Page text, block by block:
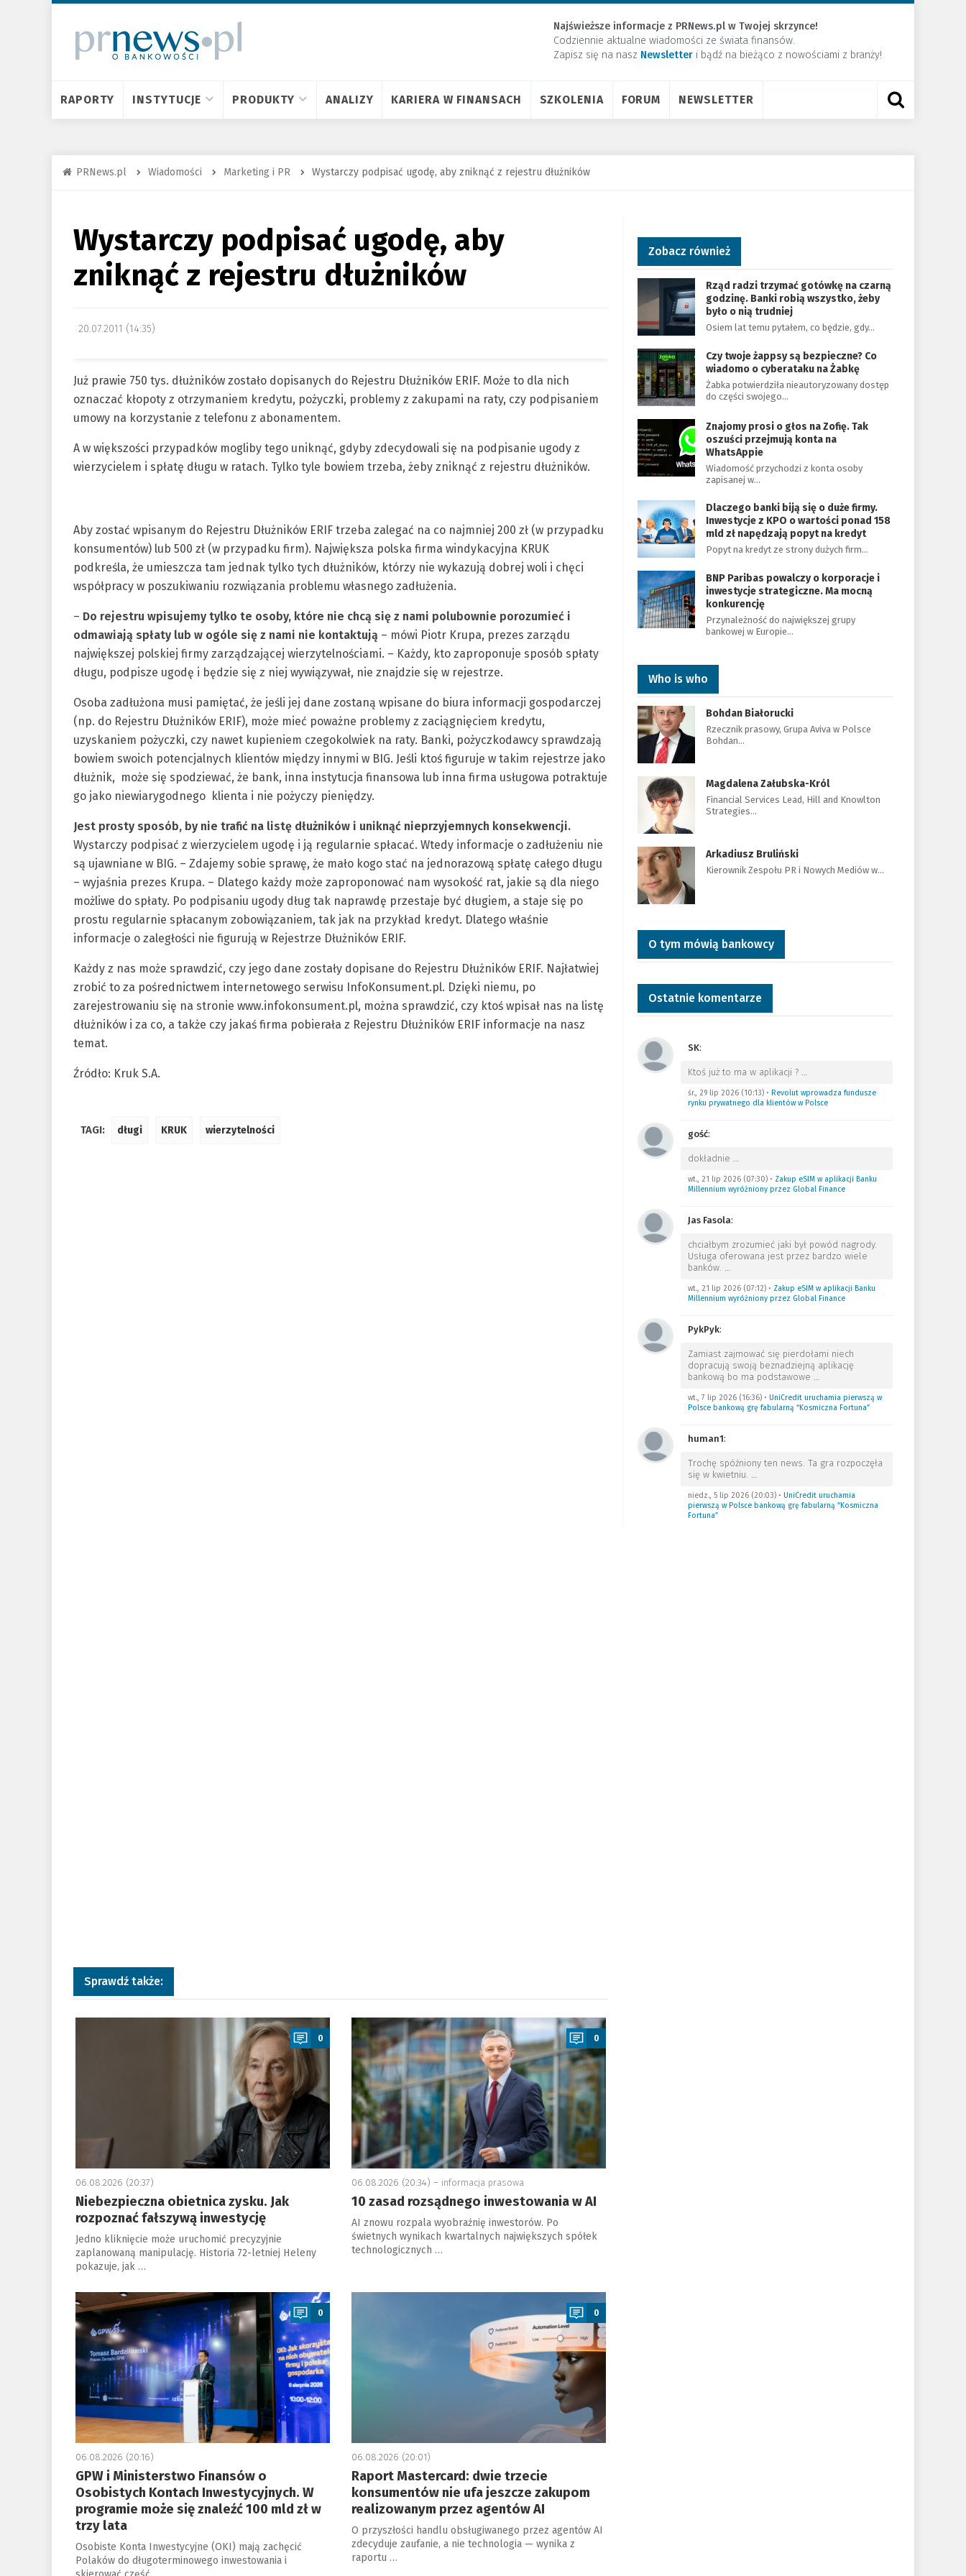
Najświeższe informacje z PRNews.pl w Twojej skrzynce!
Codziennie aktualne wiadomości ze świata finansów.
Zapisz się na nasz Newsletter ​i bądź na bieżąco z nowościami z branży!
RAPORTY INSTYTUCJE PRODUKTY ANALIZY KARIERA W FINANSACH SZKOLENIA FORUM NEWSLETTER
PRNews.pl Wiadomości Marketing i PR Wystarczy podpisać ugodę, aby zniknąć z rejestru dłużników
Wystarczy podpisać ugodę, aby
zniknąć z rejestru dłużników
20.07.2011 (14:35)
Już prawie 750 tys. dłużników zostało dopisanych do Rejestru Dłużników ERIF. Może to dla nich
oznaczać kłopoty z otrzymaniem kredytu, pożyczki, problemy z zakupami na raty, czy podpisaniem
umowy na korzystanie z telefonu z abonamentem.
A w większości przypadków mogliby tego uniknąć, gdyby zdecydowali się na podpisanie ugody z
wierzycielem i spłatę długu w ratach. Tylko tyle bowiem trzeba, żeby zniknąć z rejestru dłużników.
Aby zostać wpisanym do Rejestru Dłużników ERIF trzeba zalegać na co najmniej 200 zł (w przypadku
konsumentów) lub 500 zł (w przypadku firm). Największa polska firma windykacyjna KRUK
podkreśla, że umieszcza tam jednak tylko tych dłużników, którzy nie wykazują dobrej woli i chęci
współpracy w poszukiwaniu rozwiązania problemu własnego zadłużenia.
– Do rejestru wpisujemy tylko te osoby, które nie chcą się z nami polubownie porozumieć i
odmawiają spłaty lub w ogóle się z nami nie kontaktują – mówi Piotr Krupa, prezes zarządu
największej polskiej firmy zarządzającej wierzytelnościami. – Każdy, kto zaproponuje sposób spłaty
długu, podpisze ugodę i będzie się z niej wywiązywał, nie znajdzie się w rejestrze.
Osoba zadłużona musi pamiętać, że jeśli jej dane zostaną wpisane do biura informacji gospodarczej
(np. do Rejestru Dłużników ERIF), może mieć poważne problemy z zaciągnięciem kredytu,
uzyskaniem pożyczki, czy nawet kupieniem czegokolwiek na raty. Banki, pożyczkodawcy sprawdzają
bowiem swoich potencjalnych klientów między innymi w BIG. Jeśli ktoś figuruje w takim rejestrze jako
dłużnik, może się spodziewać, że bank, inna instytucja finansowa lub inna firma usługowa potraktuje
go jako niewiarygodnego klienta i nie pożyczy pieniędzy.
Jest prosty sposób, by nie trafić na listę dłużników i uniknąć nieprzyjemnych konsekwencji.
Wystarczy podpisać z wierzycielem ugodę i ją regularnie spłacać. Wtedy informacje o zadłużeniu nie
są ujawniane w BIG. – Zdajemy sobie sprawę, że mało kogo stać na jednorazową spłatę całego długu
– wyjaśnia prezes Krupa. – Dlatego każdy może zaproponować nam wysokość rat, jakie są dla niego
możliwe do spłaty. Po podpisaniu ugody dług tak naprawdę przestaje być długiem, a staje się po
prostu regularnie spłacanym zobowiązaniem, tak jak na przykład kredyt. Dlatego właśnie
informacje o zaległości nie figurują w Rejestrze Dłużników ERIF.
Każdy z nas może sprawdzić, czy jego dane zostały dopisane do Rejestru Dłużników ERIF. Najłatwiej
zrobić to za pośrednictwem internetowego serwisu InfoKonsument.pl. Dzięki niemu, po
zarejestrowaniu się na stronie www.infokonsument.pl, można sprawdzić, czy ktoś wpisał nas na listę
dłużników i za co, a także czy jakaś firma pobierała z Rejestru Dłużników ERIF informacje na nasz
temat.
Źródło: Kruk S.A.
TAGI: długi KRUK wierzytelności
Sprawdź także:
a
0
06.08.2026 (20:37)
Niebezpieczna obietnica zysku. Jak
rozpoznać fałszywą inwestycję
Jedno kliknięcie może uruchomić precyzyjnie
zaplanowaną manipulację. Historia 72-letniej Heleny
pokazuje, jak …
a
0
06.08.2026 (20:34) – informacja prasowa
10 zasad rozsądnego inwestowania w AI
AI znowu rozpala wyobraźnię inwestorów. Po
świetnych wynikach kwartalnych największych spółek
technologicznych …
a
0
06.08.2026 (20:16)
GPW i Ministerstwo Finansów o
Osobistych Kontach Inwestycyjnych. W
programie może się znaleźć 100 mld zł w
trzy lata
Osobiste Konta Inwestycyjne (OKI) mają zachęcić
Polaków do długoterminowego inwestowania i
a
0
06.08.2026 (20:01)
Raport Mastercard: dwie trzecie
konsumentów nie ufa jeszcze zakupom
realizowanym przez agentów AI
O przyszłości handlu obsługiwanego przez agentów AI
zdecyduje zaufanie, a nie technologia — wynika z
raportu …
Zobacz również
Rząd radzi trzymać gotówkę na czarną
godzinę. Banki robią wszystko, żeby
było o nią trudniej
Osiem lat temu pytałem, co będzie, gdy…
Czy twoje żappsy są bezpieczne? Co
wiadomo o cyberataku na Żabkę
Żabka potwierdziła nieautoryzowany dostęp
do części swojego…
Znajomy prosi o głos na Zofię. Tak
oszuści przejmują konta na
WhatsAppie
Wiadomość przychodzi z konta osoby
zapisanej w…
Dlaczego banki biją się o duże firmy.
Inwestycje z KPO o wartości ponad 158
mld zł napędzają popyt na kredyt
Popyt na kredyt ze strony dużych firm…
BNP Paribas powalczy o korporacje i
inwestycje strategiczne. Ma mocną
konkurencję
Przynależność do największej grupy
bankowej w Europie…
Who is who
Bohdan Białorucki
Rzecznik prasowy, Grupa Aviva w Polsce
Bohdan…
Magdalena Załubska-Król
Financial Services Lead, Hill and Knowlton
Strategies…
Arkadiusz Bruliński
Kierownik Zespołu PR i Nowych Mediów w…
O tym mówią bankowcy
Ostatnie komentarze
SK:
Ktoś już to ma w aplikacji ? …
śr., 29 lip 2026 (10:13)• Revolut wprowadza fundusze
rynku prywatnego dla klientów w Polsce
gość:
dokładnie …
wt., 21 lip 2026 (07:30)• Zakup eSIM w aplikacji Banku
Millennium wyróżniony przez Global Finance
Jas Fasola:
chciałbym zrozumieć jaki był powód nagrody.
Usługa oferowana jest przez bardzo wiele
banków. …
wt., 21 lip 2026 (07:12)• Zakup eSIM w aplikacji Banku
Millennium wyróżniony przez Global Finance
PykPyk:
Zamiast zajmować się pierdołami niech
dopracują swoją beznadziejną aplikację
bankową bo ma podstawowe …
wt., 7 lip 2026 (16:36)• UniCredit uruchamia pierwszą w
Polsce bankową grę fabularną “Kosmiczna Fortuna”
human1:
Trochę spóźniony ten news. Ta gra rozpoczęła
się w kwietniu. …
niedz., 5 lip 2026 (20:03)• UniCredit uruchamia
pierwszą w Polsce bankową grę fabularną “Kosmiczna
Fortuna”